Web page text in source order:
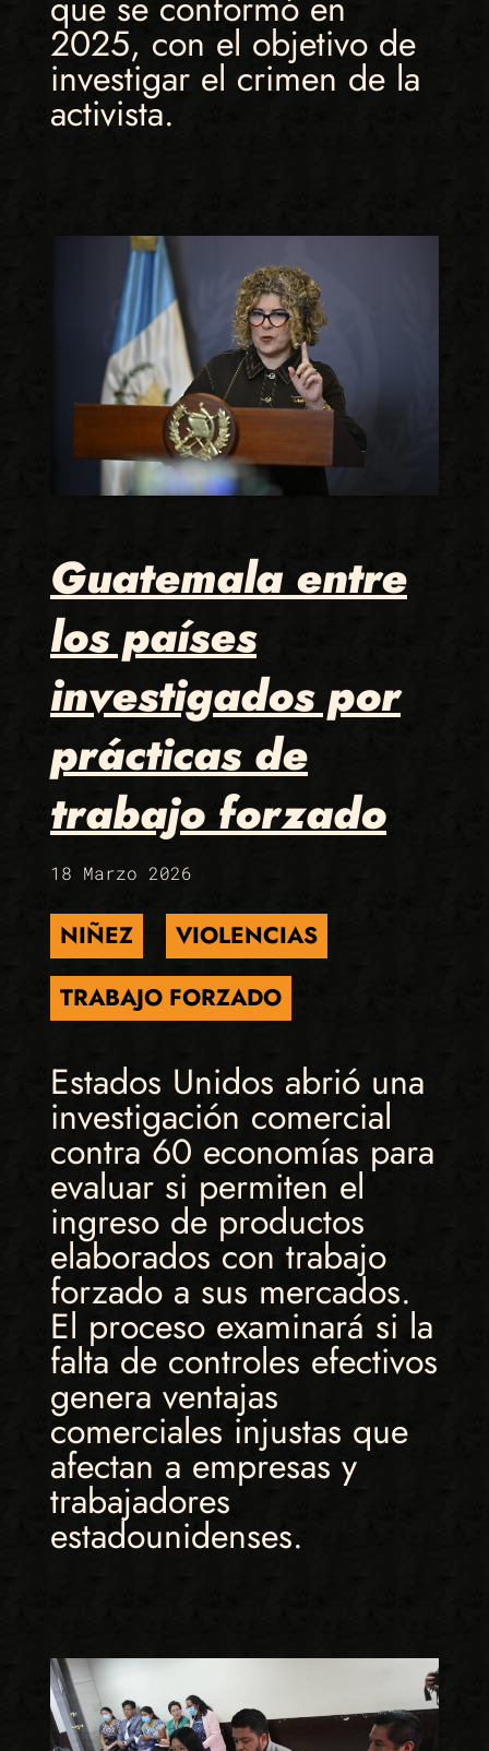
2025, con el objetivo de
investigar el crimen de la
activista.
Guatemala entre
los países
investigados por
prácticas de
trabajo forzado
18 Marzo 2026
NIÑEZ
VIOLENCIAS
TRABAJO FORZADO
Estados Unidos abrió una
investigación comercial
contra 60 economías para
evaluar si permiten el
ingreso de productos
elaborados con trabajo
forzado a sus mercados.
El proceso examinará si la
falta de controles efectivos
genera ventajas
comerciales injustas que
afectan a empresas y
trabajadores
estadounidenses.